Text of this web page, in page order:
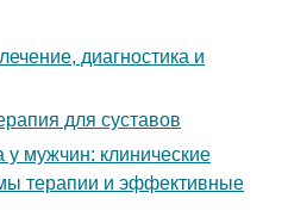
диагностика и
для суставов
у мужчин: клинические
терапии и эффективные